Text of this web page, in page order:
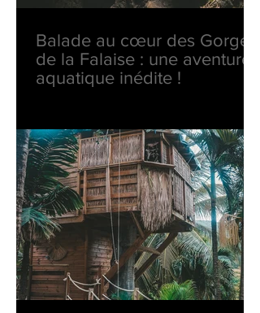
Balade au cœur des Gorges
de la Falaise : une aventure
aquatique inédite !